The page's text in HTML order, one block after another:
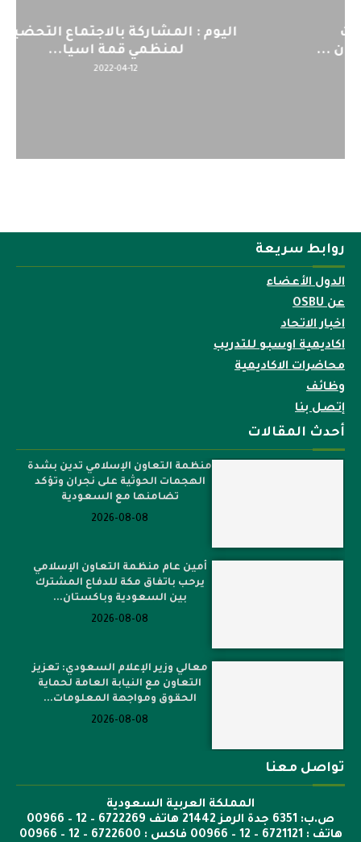
اليوم : المشاركة بالاجتماع التحضيري
لمنظمي قمة اسيا...
روابط سريعة
الدول الأعضاء
عن OSBU
اخبار الاتحاد
اكاديمية اوسبو للتدريب
محاضرات الاكاديمية
وظائف
إتصل بنا
أحدث المقالات
منظمة التعاون الإسلامي تدين بشدة
الهجمات الحوثية على نجران وتؤكد
تضامنها مع السعودية
2026-08-08
أمين عام منظمة التعاون الإسلامي
يرحب باتفاق مكة للدفاع المشترك
بين السعودية وباكستان...
2026-08-08
معالي وزير الإعلام السعودي: تعزيز
التعاون مع النيابة العامة لحماية
الحقوق ومواجهة المعلومات...
2026-08-08
تواصل معنا
المملكة العربية السعودية
ص.ب: 6351 جدة الرمز 21442 هاتف 6722269 – 12 – 00966
هاتف : 6721121 – 12 – 00966 فاكس : 6722600 – 12 – 00966